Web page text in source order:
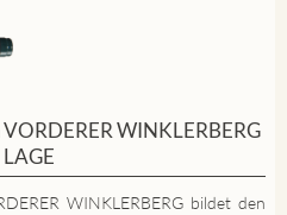
WINKLERBERG
WINKLERBERG bildet den